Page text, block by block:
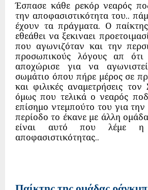
Έσπασε κάθε ρεκόρ νεαρός
την αποφασιστικότητα του..
έχουν τα πράγματα. Ο
εθεάθει να ξεκιναει
που αγωνιζόταν και την
προσωπικούς λόγους απ ότι
αποχώρισε για να
σωμάτιο όπου πήρε μέρος σε
και φιλικές αναμετρήσεις τον
όμως που τελικά ο νεαρός
επίσημο ντεμπούτο του για
περίοδο το έκανε με άλλη
είναι αυτό που λέμε η
αποφασιστικότητας..